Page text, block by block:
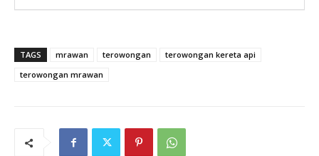
TAGS mrawan terowongan
terowongan kereta api
terowongan mrawan